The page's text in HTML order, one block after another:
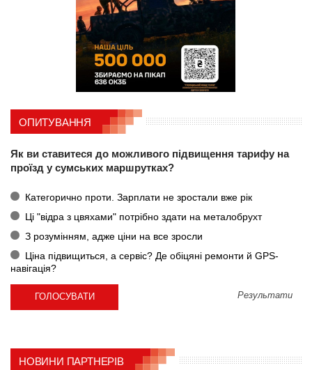
ОПИТУВАННЯ
Як ви ставитеся до можливого підвищення тарифу на
проїзд у сумських маршрутках?
Категорично проти. Зарплати не зростали вже рік
Ці "відра з цвяхами" потрібно здати на металобрухт
З розумінням, адже ціни на все зросли
Ціна підвищиться, а сервіс? Де обіцяні ремонти й GPS-
навігація?
Результати
НОВИНИ ПАРТНЕРІВ